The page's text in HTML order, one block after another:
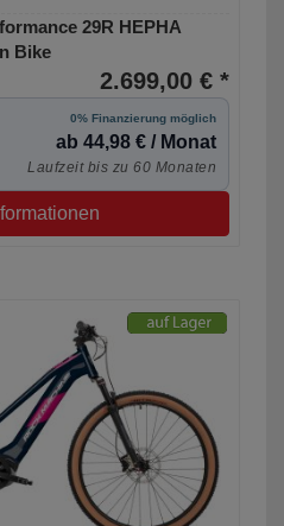
29R HEPHA
Bike
2.699,00 € *
0% Finanzierung möglich
ab 44,98 € / Monat
Laufzeit bis zu 60 Monaten